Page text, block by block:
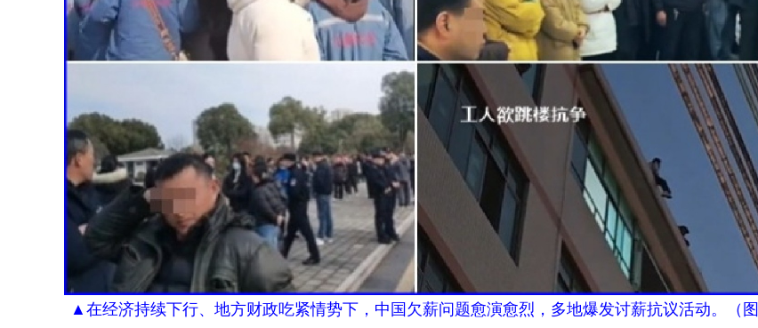
▲ 在经济持续下行、地方财政吃紧情势下，中国欠薪问题愈演愈烈，多地爆发讨薪抗议活动。（图